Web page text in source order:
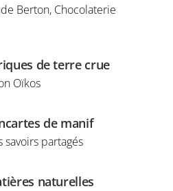
Berton, Chocolaterie
de terre crue
Oïkos
de manif
savoirs partagés
naturelles